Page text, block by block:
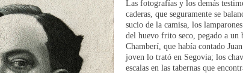
Las fotografías y los demás
caderas, que seguramente se
sucio de la camisa, los
del huevo frito seco, pegado a un
Chamberí, que había contado
joven lo trató en Segovia; los
escalas en las tabernas que